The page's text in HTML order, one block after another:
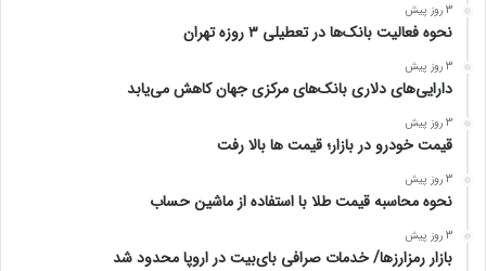
3 روز پیش
نحوه فعالیت بانک‌ها در تعطیلی ۳ روزه تهران
3 روز پیش
دارایی‌های دلاری بانک‌های مرکزی جهان کاهش می‌یابد
3 روز پیش
قیمت خودرو در بازار؛ قیمت ها بالا رفت
3 روز پیش
نحوه محاسبه قیمت طلا با استفاده از ماشین حساب
3 روز پیش
بازار رمزارزها/ خدمات صرافی بای‌بیت در اروپا محدود شد